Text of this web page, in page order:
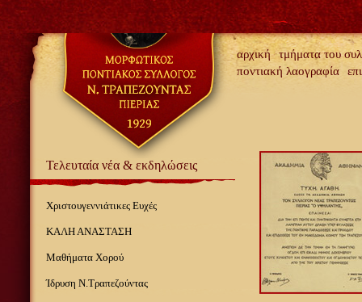
αρχική
τμήματα του
ποντιακή λαογραφία
Τελευταία νέα & εκδηλώσεις
Χριστουγεννιάτικες Ευχές
ΚΑΛΗ ΑΝΑΣΤΑΣΗ
Μαθήματα Χορού
Ίδρυση Ν.Τραπεζούντας